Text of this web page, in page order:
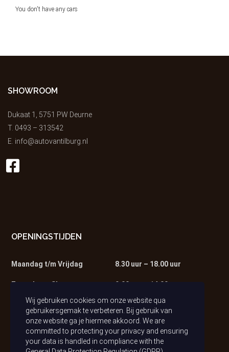
You don't have any cars
SHOWROOM
Dukaat 1, 5751 PW Deurne
T. 0493 – 313542
E. info@autovantilburg.nl
OPENINGSTIJDEN
Maandag t/m Vrijdag 8.30 uur – 18.00 uur
Zaterdag – Showroom 9.00 uur – 14.00 uur
Zaterdag – Werkplaats 9.00 uur – 13.00 uur
Wij gebruiken cookies om onze website qua
gebruikersgemak te verbeteren. Bij gebruik van
onze website ga je hiermee akkoord. We are
committed to protecting your privacy and ensuring
your data is handled in compliance with the